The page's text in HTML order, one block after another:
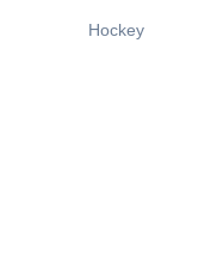
Hockey